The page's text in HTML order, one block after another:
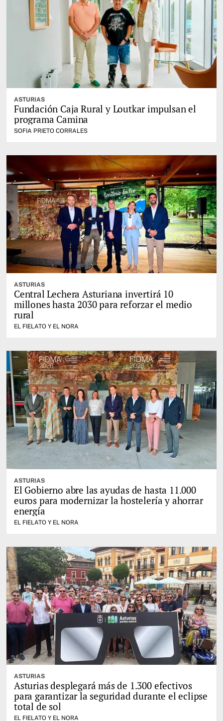
ASTURIAS
Fundación Caja Rural y Loutkar impulsan el
programa Camina
SOFIA PRIETO CORRALES
ASTURIAS
Central Lechera Asturiana invertirá 10
millones hasta 2030 para reforzar el medio
rural
EL FIELATO Y EL NORA
ASTURIAS
El Gobierno abre las ayudas de hasta 11.000
euros para modernizar la hostelería y ahorrar
energía
EL FIELATO Y EL NORA
ASTURIAS
Asturias desplegará más de 1.300 efectivos
para garantizar la seguridad durante el eclipse
total de sol
EL FIELATO Y EL NORA